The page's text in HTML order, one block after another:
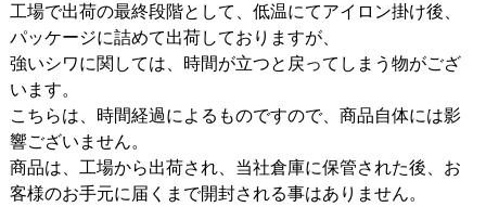
工場で出荷の最終段階として、低温にてアイロン掛け後、
パッケージに詰めて出荷しておりますが、
強いシワに関しては、時間が立つと戻ってしまう物がござ
います。
こちらは、時間経過によるものですので、商品自体には影
響ございません。
商品は、工場から出荷され、当社倉庫に保管された後、お
客様のお手元に届くまで開封される事はありません。